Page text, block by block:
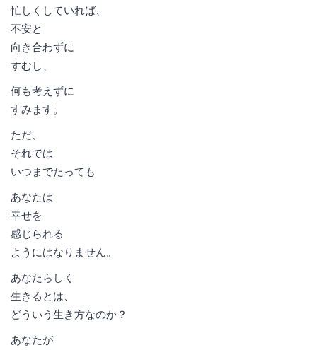
忙しくしていれば、
不安と
向き合わずに
すむし、
何も考えずに
すみます。
ただ、
それでは
いつまでたっても
あなたは
幸せを
感じられる
ようにはなりません。
あなたらしく
生きるとは、
どういう生き方なのか？
あなたが